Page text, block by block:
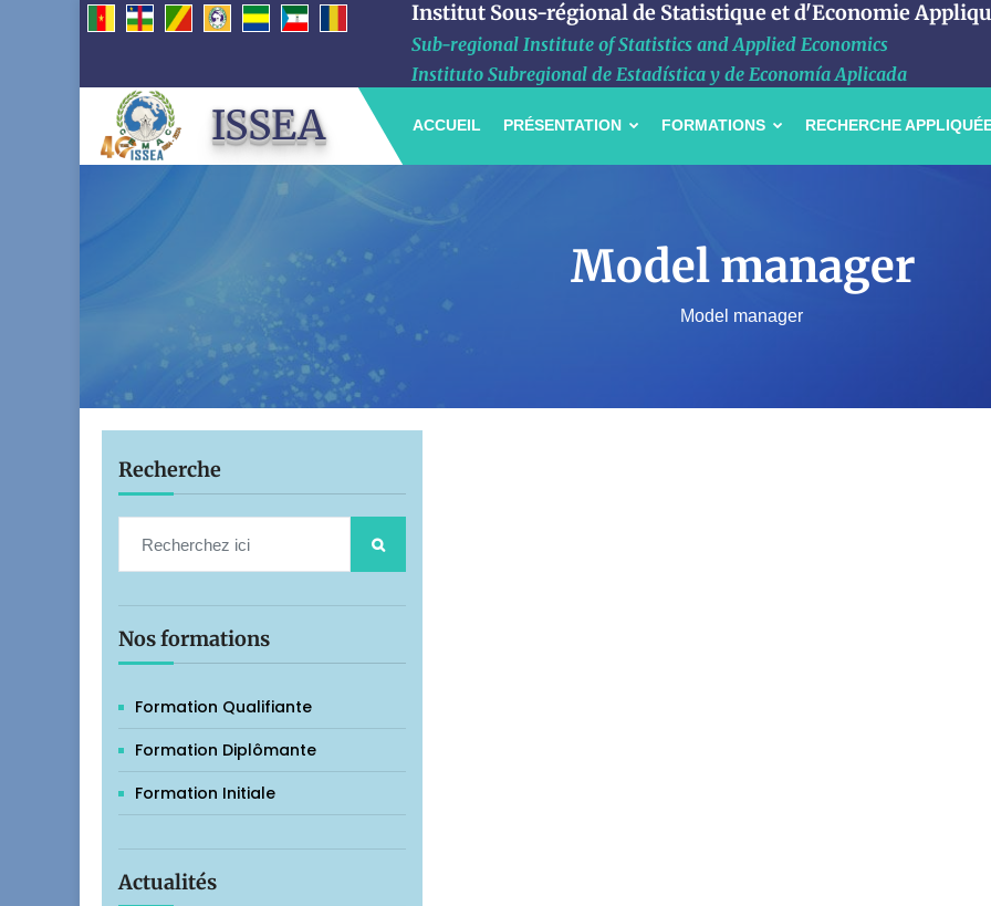
Institut Sous-régional de Statistique et d'Economie
Sub-regional Institute of Statistics and Applied Economics
Instituto Subregional de Estadística y de Economía Aplicada
ISSEA ACCUEIL PRÉSENTATION FORMATIONS RECHERCHE
Model manager
Model manager
Recherche
Nos formations
Formation Qualifiante
Formation Diplômante
Formation Initiale
Actualités